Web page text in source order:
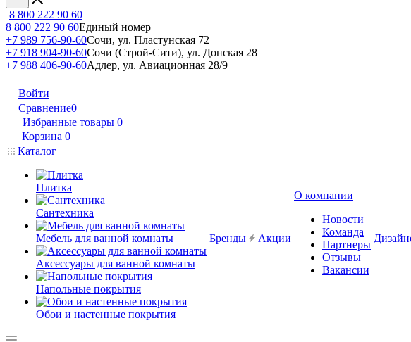
8 800 222 90 60
8 800 222 90 60Единый номер
+7 989 756-90-60Сочи, ул. Пластунская 72
+7 918 904-90-60Сочи (Строй-Сити), ул. Донская 28
+7 988 406-90-60Адлер, ул. Авиационная 28/9
Войти
Сравнение0
Избранные товары 0
Корзина 0
Каталог
Плитка
Сантехника
Мебель для ванной комнаты
Аксессуары для ванной комнаты
Напольные покрытия
Обои и настенные покрытия
Бренды Акции
О компании
Новости
Команда
Партнеры
Отзывы
Вакансии